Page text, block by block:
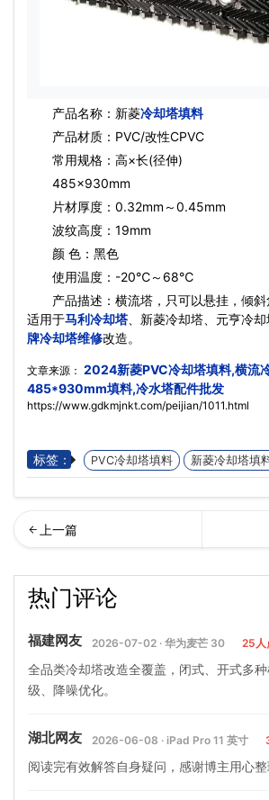
产品名称：新菱冷却塔填料
产品材质：PVC/改性CPVC
常用规格：高×长(径伸)
485x930mm
片材厚度：0.32mm～0.45mm
波纹高度：19mm
颜 色：黑色
使用温度：-20℃～68℃
产品描述：横流塔，只可以悬挂，倾斜
适用于马利冷却塔 、新菱冷却塔、元亨冷
牌冷却塔维修改造。
文章来源： 2024新菱PVC冷却塔填料,横流
485*930mm填料,冷水塔配件批发
https://www.gdkmjnkt.com/peijian/1011.html
标签： PVC冷却塔填料 新菱冷却塔填
热门评论
福建网友 2026-07-02 · 华为麦芒 30 25人
全品类冷却塔改造全覆盖，闭式、开式多
级、降噪优化。
湖北网友 2026-06-08 · iPad Pro 11 英寸
阅读完有效解答自身疑问，感谢博主用心整